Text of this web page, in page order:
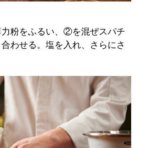
粉をふるい、②を混ぜスパチ
わせる。塩を入れ、さらにさ